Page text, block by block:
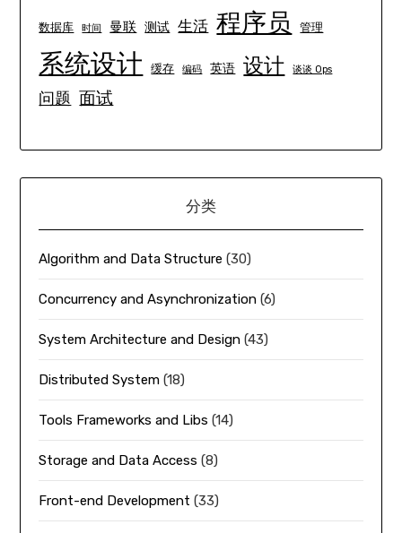
数据库 时间 曼联 测试 生活 程序员 管理
系统设计 缓存 编码 英语 设计 谈谈 Ops
问题 面试
分类
Algorithm and Data Structure (30)
Concurrency and Asynchronization (6)
System Architecture and Design (43)
Distributed System (18)
Tools Frameworks and Libs (14)
Storage and Data Access (8)
Front-end Development (33)